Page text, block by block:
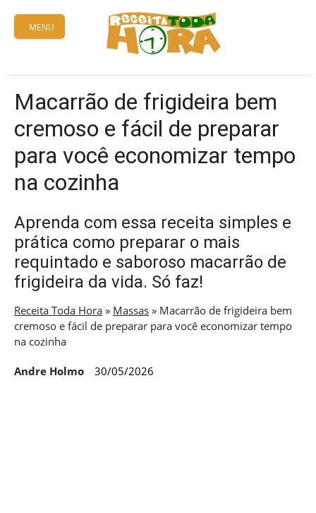
content
MENU
Macarrão de frigideira bem
cremoso e fácil de preparar
para você economizar tempo
na cozinha
Aprenda com essa receita simples e
prática como preparar o mais
requintado e saboroso macarrão de
frigideira da vida. Só faz!
Receita Toda Hora » Massas » Macarrão de frigideira bem
cremoso e fácil de preparar para você economizar tempo
na cozinha
Andre Holmo 30/05/2026